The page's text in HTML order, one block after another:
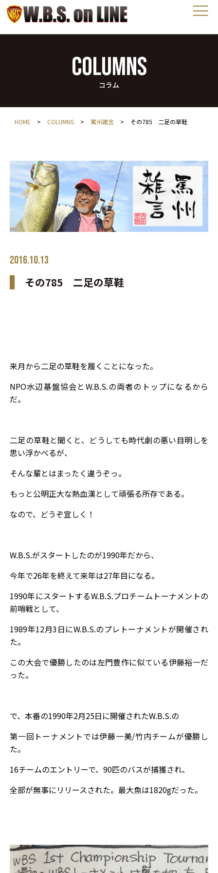
COLUMNS
コラム
HOME > COLUMNS > 罵州雑言 > その785 二足の草鞋
2016.10.13
その785 二足の草鞋
来月から二足の草鞋を履くことになった。
NPO水辺基盤協会とW.B.S.の両者のトップになるから
だ。
二足の草鞋と聞くと、どうしても時代劇の悪い目明しを
思い浮かべるが、
そんな輩とはまったく違うぞっ。
もっと公明正大な熱血漢として頑張る所存である。
なので、どうぞ宜しく！
W.B.S.がスタートしたのが1990年だから、
今年で26年を終えて来年は27年目になる。
1990年にスタートするW.B.S.プロチームトーナメントの
前哨戦として、
1989年12月3日にW.B.S.のプレトーナメントが開催され
た。
この大会で優勝したのは左門豊作に似ている伊藤裕一だ
った。
で、本番の1990年2月25日に開催されたW.B.S.の
第一回トーナメントでは伊藤一美/竹内チームが優勝し
た。
16チームのエントリーで、90匹のバスが捕獲され、
全部が無事にリリースされた。最大魚は1820gだった。